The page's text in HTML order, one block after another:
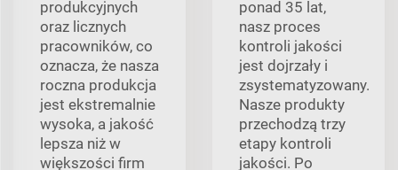
produkcyjnych
oraz licznych
pracowników, co
oznacza, że nasza
roczna produkcja
jest ekstremalnie
wysoka, a jakość
lepsza niż w
większości firm
ponad 35 lat,
nasz proces
kontroli jakości
jest dojrzały i
zsystematyzowany.
Nasze produkty
przechodzą trzy
etapy kontroli
jakości. Po